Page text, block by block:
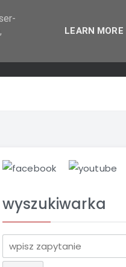
wyszukiwarka
z
LEARN MORE